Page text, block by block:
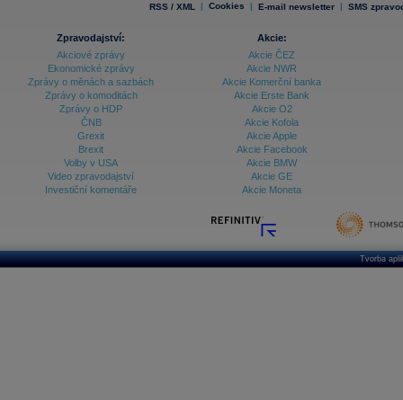
RSS / XML | Cookies | E-mail newsletter | SMS
Zpravodajství:
Akciové zprávy
Ekonomické zprávy
Zprávy o měnách a sazbách
Zprávy o komoditách
Zprávy o HDP
ČNB
Grexit
Brexit
Volby v USA
Video zpravodajství
Investiční komentáře
Akcie:
Akcie ČEZ
Akcie NWR
Akcie Komerční banka
Akcie Erste Bank
Akcie O2
Akcie Kofola
Akcie Apple
Akcie Facebook
Akcie BMW
Akcie GE
Akcie Moneta
Tvorba